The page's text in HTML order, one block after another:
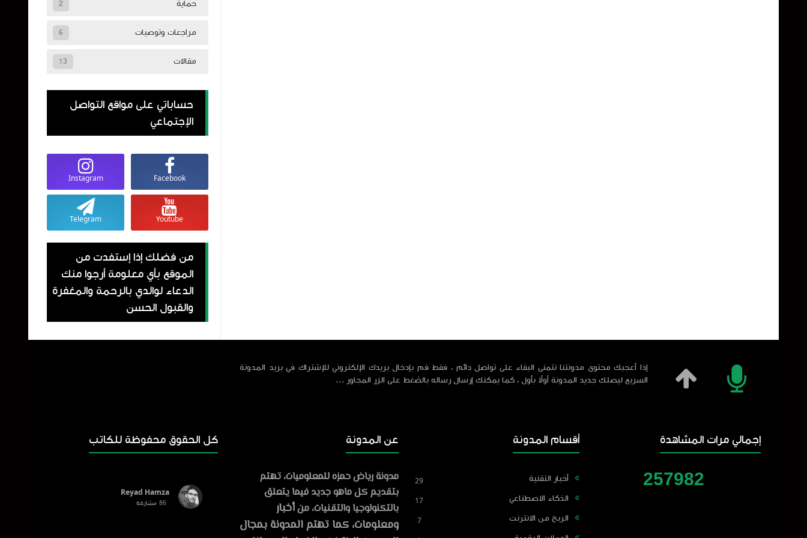
حماية 2
مراجعات وتوصيات 6
مقالات 13
حساباتي على مواقع التواصل
الإجتماعي
Facebook
Instagram
Youtube
Telegram
من فضلك إذا إستفدت من
الموقع بأي معلومة أرجوا منك
الدعاء لوالدي بالرحمة والمغفرة
والقبول الحسن
إذا أعجبك محتوى مدونتنا نتمنى البقاء على تواصل دائم ، فقط قم بإدخال بريدك الإلكتروني للإشتراك في بريد المدونة
السريع ليصلك جديد المدونة أولاً بأول ، كما يمكنك إرسال رساله بالضغط على الزر المجاور ...
إجمالي مرات المشاهدة
257982
أقسام المدونة
أخبار التقنية 29
الذكاء الاصطناعي 17
الربح من الانترنت 7
عن المدونة
مدونة رياض حمزه للمعلوميات، تهتم
بتقديم كل ماهو جديد فيما يتعلق
بالتكنولوجيا والتقنيات، منأخبار
ومعلومات، كما تهتم المدونة بمجال
كل الحقوق محفوظة للكاتب
Reyad Hamza
86 مشاركة
Reyad Hamza
86 مشاركة
مراجعة ElevenLabs : أفضل أداة تحويل النص إلى
صوت بالذكاء الاصطناعي في 2026
2026-05-06